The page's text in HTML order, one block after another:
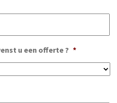
u een offerte ? *